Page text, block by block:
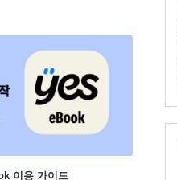
이용 가이드